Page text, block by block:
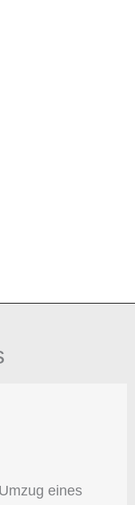
eines